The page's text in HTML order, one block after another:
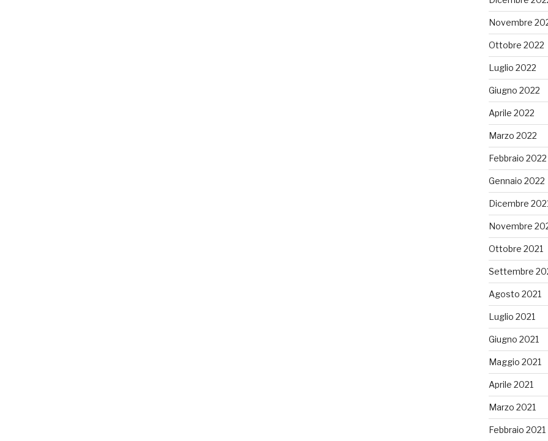
Novembre
Ottobre 2022
Luglio 2022
Giugno 2022
Aprile 2022
Marzo 2022
Febbraio 2022
Gennaio 2022
Dicembre
Novembre
Ottobre 2021
Settembre
Agosto 2021
Luglio 2021
Giugno 2021
Maggio 2021
Aprile 2021
Marzo 2021
Febbraio 2021